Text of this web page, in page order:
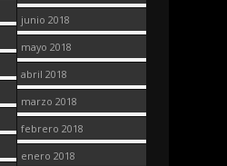
junio 2018
mayo 2018
abril 2018
marzo 2018
febrero 2018
enero 2018